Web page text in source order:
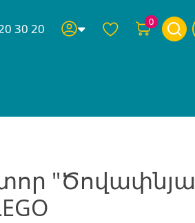
30 20 0
"Ծովափնյա